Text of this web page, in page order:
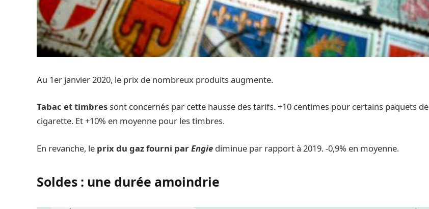
Au 1er janvier 2020, le prix de nombreux produits augmente.
Tabac et timbressont concernés par cette hausse des tarifs. +10 centimes pour certains paquets de
cigarette. Et +10% en moyenne pour les timbres.
En revanche, le prix du gaz fourni parEngie diminue par rapport à 2019. -0,9% en moyenne.
Soldes : une durée amoindrie